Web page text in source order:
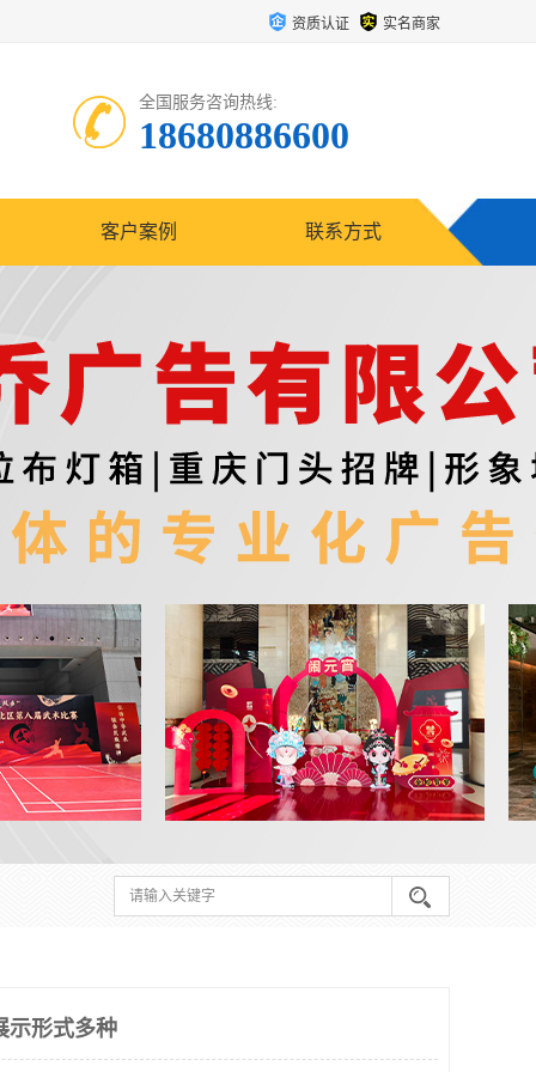
资质认证 实名商家
全国服务咨询热线:
18680886600
客户案例 联系方式
示形式多种